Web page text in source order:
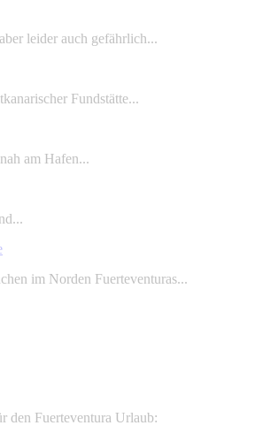
leider auch gefährlich...
Fundstätte...
am Hafen...
im Norden Fuerteventuras...
den Fuerteventura Urlaub: